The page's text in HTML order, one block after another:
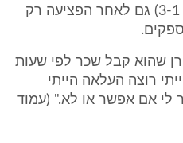
(עמוד 14 לפרוטוקול שורות 3-1) גם לאחר הפציעה רק
שהוא קבל שכר לפי שעות
רוצה העלאה הייתי
לי אם אפשר או לא." (עמוד